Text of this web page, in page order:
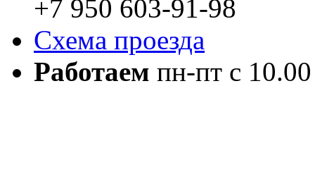
+7 950 603-91-98
Схема проезда
Работаем пн-пт с